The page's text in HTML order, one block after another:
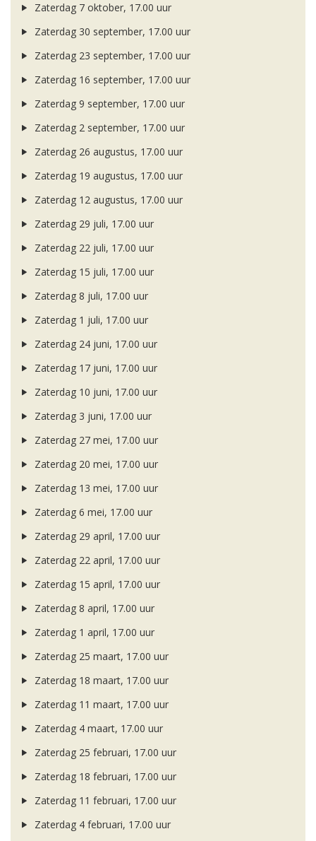
Zaterdag 7 oktober, 17.00 uur
Zaterdag 30 september, 17.00 uur
Zaterdag 23 september, 17.00 uur
Zaterdag 16 september, 17.00 uur
Zaterdag 9 september, 17.00 uur
Zaterdag 2 september, 17.00 uur
Zaterdag 26 augustus, 17.00 uur
Zaterdag 19 augustus, 17.00 uur
Zaterdag 12 augustus, 17.00 uur
Zaterdag 29 juli, 17.00 uur
Zaterdag 22 juli, 17.00 uur
Zaterdag 15 juli, 17.00 uur
Zaterdag 8 juli, 17.00 uur
Zaterdag 1 juli, 17.00 uur
Zaterdag 24 juni, 17.00 uur
Zaterdag 17 juni, 17.00 uur
Zaterdag 10 juni, 17.00 uur
Zaterdag 3 juni, 17.00 uur
Zaterdag 27 mei, 17.00 uur
Zaterdag 20 mei, 17.00 uur
Zaterdag 13 mei, 17.00 uur
Zaterdag 6 mei, 17.00 uur
Zaterdag 29 april, 17.00 uur
Zaterdag 22 april, 17.00 uur
Zaterdag 15 april, 17.00 uur
Zaterdag 8 april, 17.00 uur
Zaterdag 1 april, 17.00 uur
Zaterdag 25 maart, 17.00 uur
Zaterdag 18 maart, 17.00 uur
Zaterdag 11 maart, 17.00 uur
Zaterdag 4 maart, 17.00 uur
Zaterdag 25 februari, 17.00 uur
Zaterdag 18 februari, 17.00 uur
Zaterdag 11 februari, 17.00 uur
Zaterdag 4 februari, 17.00 uur